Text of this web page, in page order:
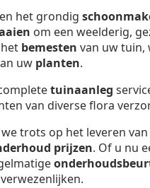
het grondig
om een weelderig,
bemesten van uw tuin,
uw planten.
tuinaanleg
van diverse flora
trots op het leveren
prijzen. Of u nu